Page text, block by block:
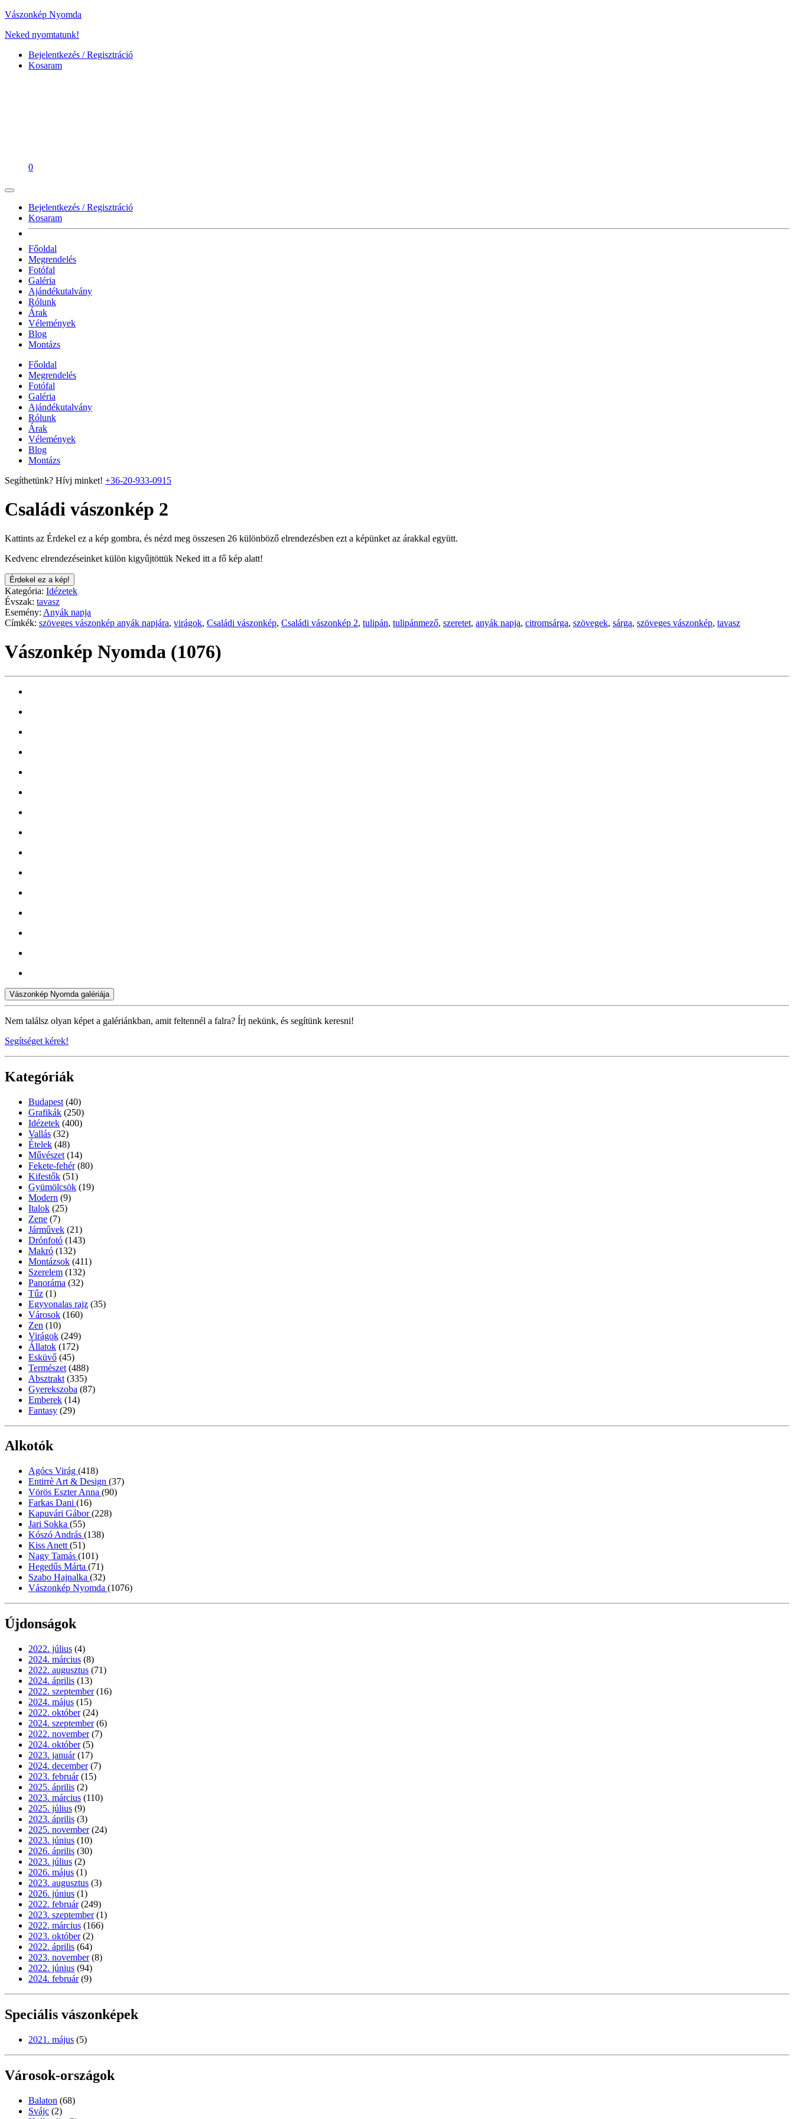
Vászonkép Nyomda
Neked nyomtatunk!
Bejelentkezés / Regisztráció
Kosaram
0
Bejelentkezés / Regisztráció
Kosaram
Főoldal
Megrendelés
Fotófal
Galéria
Ajándékutalvány
Rólunk
Árak
Vélemények
Blog
Montázs
Főoldal
Megrendelés
Fotófal
Galéria
Ajándékutalvány
Rólunk
Árak
Vélemények
Blog
Montázs
Segíthetünk? Hívj minket! +36-20-933-0915
Családi vászonkép 2
Kattints az Érdekel ez a kép gombra, és nézd meg összesen 26 különböző elrendezésben ezt a képünket az árakkal együtt.
Kedvenc elrendezéseinket külön kigyűjtöttük Neked itt a fő kép alatt!
Érdekel ez a kép!
Kategória: Idézetek
Évszak: tavasz
Esemény: Anyák napja
Címkék: szöveges vászonkép anyák napjára, virágok, Családi vászonkép, Családi vászonkép 2, tulipán, tulipánmező, szeretet, anyák napja, citromsárga, szövegek, sárga, szöveges vászonkép, tavasz
Vászonkép Nyomda (1076)
Vászonkép Nyomda galériája
Nem találsz olyan képet a galériánkban, amit feltennél a falra? Írj nekünk, és segítünk keresni!
Segítséget kérek!
Kategóriák
Budapest (40)
Grafikák (250)
Idézetek (400)
Vallás (32)
Ételek (48)
Művészet (14)
Fekete-fehér (80)
Kifestők (51)
Gyümölcsök (19)
Modern (9)
Italok (25)
Zene (7)
Járművek (21)
Drónfotó (143)
Makró (132)
Montázsok (411)
Szerelem (132)
Panoráma (32)
Tűz (1)
Egyvonalas rajz (35)
Városok (160)
Zen (10)
Virágok (249)
Állatok (172)
Esküvő (45)
Természet (488)
Absztrakt (335)
Gyerekszoba (87)
Emberek (14)
Fantasy (29)
Alkotók
Agócs Virág (418)
Entirrè Art & Design (37)
Vörös Eszter Anna (90)
Farkas Dani (16)
Kapuvári Gábor(228)
Jari Sokka (55)
Kószó András (138)
Kiss Anett (51)
Nagy Tamás (101)
Hegedűs Márta (71)
Szabo Hajnalka (32)
Vászonkép Nyomda (1076)
Újdonságok
2022. július (4)
2024. március (8)
2022. augusztus (71)
2024. április (13)
2022. szeptember (16)
2024. május (15)
2022. október (24)
2024. szeptember (6)
2022. november (7)
2024. október (5)
2023. január (17)
2024. december (7)
2023. február (15)
2025. április (2)
2023. március (110)
2025. július (9)
2023. április (3)
2025. november (24)
2023. június (10)
2026. április (30)
2023. július (2)
2026. május (1)
2023. augusztus (3)
2026. június (1)
2022. február (249)
2023. szeptember (1)
2022. március (166)
2023. október (2)
2022. április (64)
2023. november (8)
2022. június (94)
2024. február (9)
Speciális vászonképek
2021. május (5)
Városok-országok
Balaton (68)
Svájc (2)